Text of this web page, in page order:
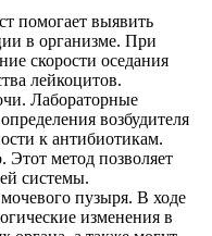
помогает выявить
в организме. При
скорости оседания
лейкоцитов.
Лабораторные
возбудителя
к антибиотикам.
метод позволяет
системы.
пузыря. В ходе
изменения в